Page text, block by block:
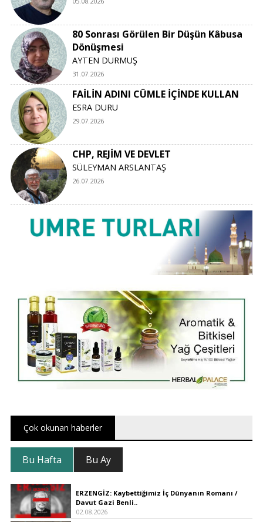
80 Sonrası Görülen Bir Düşün Kâbusa
Dönüşmesi
AYTEN DURMUŞ
31.07.2026
FAİLİN ADINI CÜMLE İÇİNDE KULLAN
ESRA DURU
29.07.2026
CHP, REJİM VE DEVLET
SÜLEYMAN ARSLANTAŞ
26.07.2026
Çok okunan haberler
Bu Hafta Bu Ay
ERZENGİZ: Kaybettiğimiz İç Dünyanın Romanı /
Davut Gazi Benli..
02.08.2026